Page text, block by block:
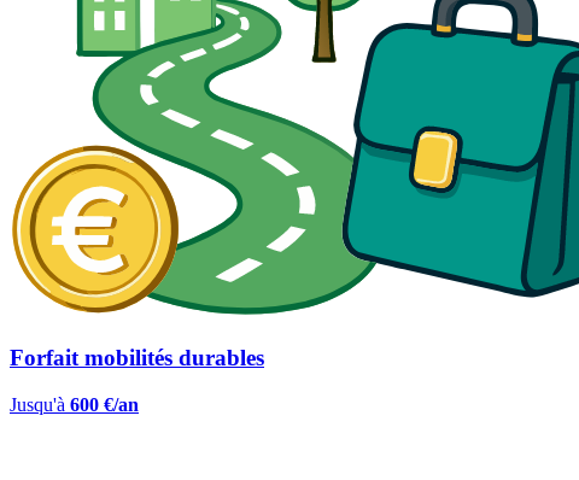
Forfait mobilités durables
Jusqu'à 600 €/an